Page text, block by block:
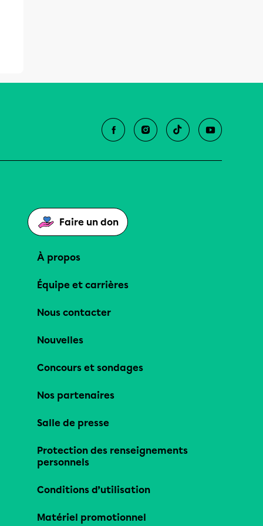
Faire un don
À propos
Équipe et carrières
Nous contacter
Nouvelles
Concours et sondages
Nos partenaires
Salle de presse
Protection des renseignements
personnels
Conditions d’utilisation
Matériel promotionnel